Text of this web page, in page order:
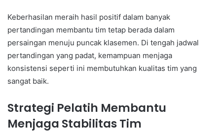
Keberhasilan meraih hasil positif dalam banyak
pertandingan membantu tim tetap berada dalam
persaingan menuju puncak klasemen. Di tengah jadwal
pertandingan yang padat, kemampuan menjaga
konsistensi seperti ini membutuhkan kualitas tim yang
sangat baik.
Strategi Pelatih Membantu
Menjaga Stabilitas Tim